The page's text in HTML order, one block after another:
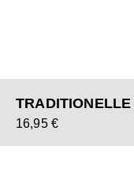
16,95 €